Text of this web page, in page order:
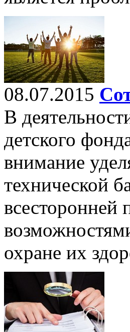
08.07.2015
В
детского
внимание
технической
охране их